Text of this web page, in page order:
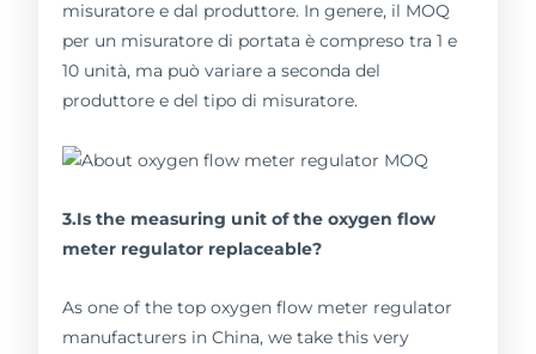
misuratore e dal produttore. In genere, il MOQ
per un misuratore di portata è compreso tra 1 e
10 unità, ma può variare a seconda del
produttore e del tipo di misuratore.
3.Is the measuring unit of the oxygen flow
meter regulator replaceable?
As one of the top oxygen flow meter regulator
manufacturers in China, we take this very